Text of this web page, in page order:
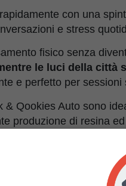
con una
e stress
fisico senza
le luci della città
e perfetto per
& Qookies Auto sono
produzione di resina
premium.